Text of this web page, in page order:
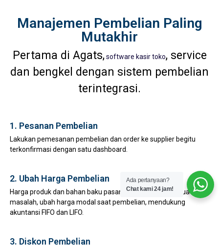
Manajemen Pembelian Paling
Mutakhir
Pertama di Agats, software kasir toko, service
dan bengkel dengan sistem pembelian
terintegrasi.
1. Pesanan Pembelian
Lakukan pemesanan pembelian dan order ke supplier begitu
terkonfirmasi dengan satu dashboard.
2. Ubah Harga Pembelian
Harga produk dan bahan baku pasang surut bukan lagi suatu
masalah, ubah harga modal saat pembelian, mendukung
akuntansi FIFO dan LIFO.
3. Diskon Pembelian
Ada pertanyaan?
Chat kami 24 jam!